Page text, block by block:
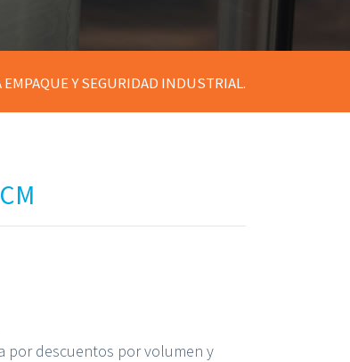
Y SEGURIDAD INDUSTRIAL.
por descuentos por volumen y